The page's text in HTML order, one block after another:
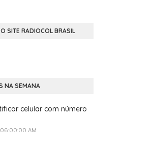
SITE RADIOCOL BRASIL
NA SEMANA
celular com número
AM